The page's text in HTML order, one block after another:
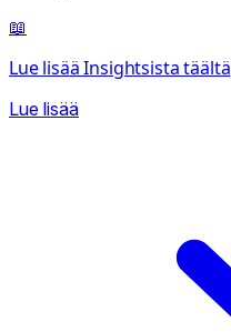
📖
Lue lisää Insightsista täältä
Lue lisää